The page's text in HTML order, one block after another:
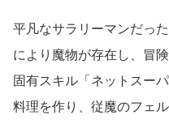
平凡なサラリーマンだっ
により魔物が存在し、冒
固有スキル「ネットスー
料理を作り、従魔のフェ